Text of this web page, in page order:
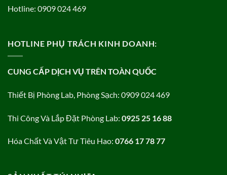
Hotline: 0909 024 469
HOTLINE PHỤ TRÁCH KINH DOANH:
CUNG CẤP DỊCH VỤ TRÊN TOÀN QUỐC
Thiết Bị Phòng Lab, Phòng Sạch: 0909 024 469
Thi Công Và Lắp Đặt Phòng Lab: 0925 25 16 88
Hóa Chất Và Vật Tư Tiêu Hao: 0766 17 78 77